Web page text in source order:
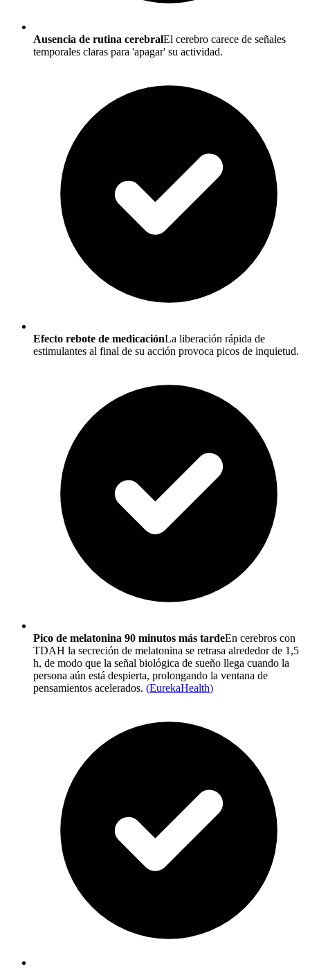
Ausencia de rutina cerebralEl cerebro carece de señales
temporales claras para 'apagar' su actividad.
Efecto rebote de medicaciónLa liberación rápida de
estimulantes al final de su acción provoca picos de inquietud.
Pico de melatonina 90 minutos más tardeEn cerebros con
TDAH la secreción de melatonina se retrasa alrededor de 1,5
h, de modo que la señal biológica de sueño llega cuando la
persona aún está despierta, prolongando la ventana de
pensamientos acelerados. (EurekaHealth)